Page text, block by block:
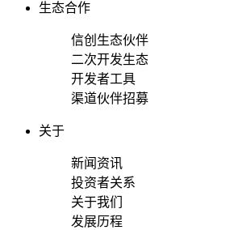
生态合作
信创生态伙伴
二次开发生态
开发者工具
渠道伙伴招募
关于
新闻资讯
投资者关系
关于我们
发展历程